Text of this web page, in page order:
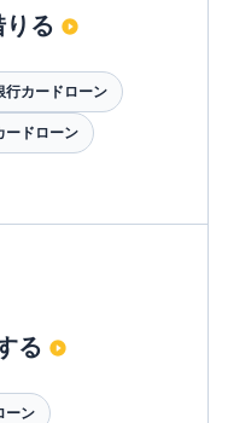
る
行カードローン
ードローン
る
ーン